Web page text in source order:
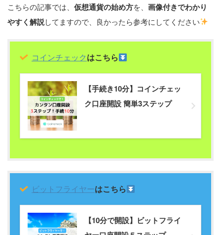
こちらの記事では、 仮想通貨の始め方を、 画像付きでわかり
やすく解説してますので、良かったら参考にしてください
コインチェックはこちら
【手続き10分】コインチェッ
ク口座開設 簡単3ステップ
ビットフライヤーはこちら
【10分で開設】ビットフライ